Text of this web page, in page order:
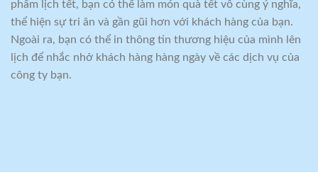
phẩm lịch tết, bạn có thể làm món quà tết vô cùng ý nghĩa,
thể hiện sự tri ân và gần gũi hơn với khách hàng của bạn.
Ngoài ra, bạn có thể in thông tin thương hiệu của mình lên
lịch để nhắc nhở khách hàng hàng ngày về các dịch vụ của
công ty bạn.